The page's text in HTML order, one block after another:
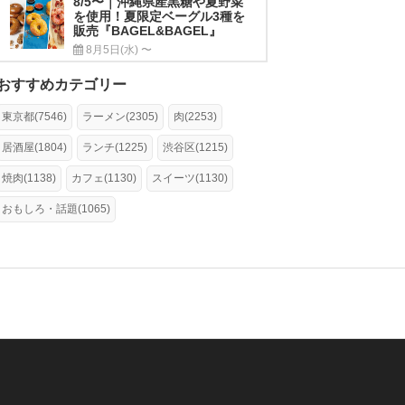
を使用！夏限定ベーグル3種を
販売『BAGEL&BAGEL』
8月5日(水) 〜
すすめカテゴリー
東京都(7546) ラーメン(2305) 肉(2253)
居酒屋(1804) ランチ(1225) 渋谷区(1215)
焼肉(1138) カフェ(1130) スイーツ(1130)
おもしろ・話題(1065)